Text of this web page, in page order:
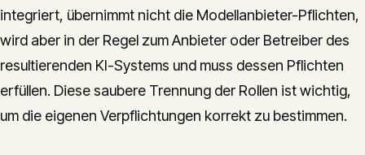
integriert, übernimmt nicht die Modellanbieter-Pflichten,
wird aber in der Regel zum Anbieter oder Betreiber des
resultierenden KI-Systems und muss dessen Pflichten
erfüllen. Diese saubere Trennung der Rollen ist wichtig,
um die eigenen Verpflichtungen korrekt zu bestimmen.